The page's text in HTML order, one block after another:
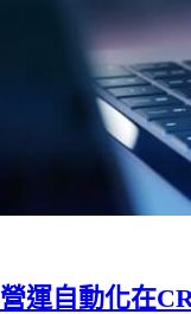
營運自動化在